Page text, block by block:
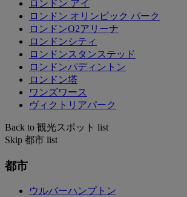
ロンドン アイ
ロンドン オリンピック パーク
ロンドンO2アリーナ
ロンドンシティ
ロンドンスタンステッド
ロンドンパディントン
ロンドン塔
ワンズワース
ヴィクトリアパーク
Back to 観光スポット list
Skip 都市 list
都市
ウルバーハンプトン